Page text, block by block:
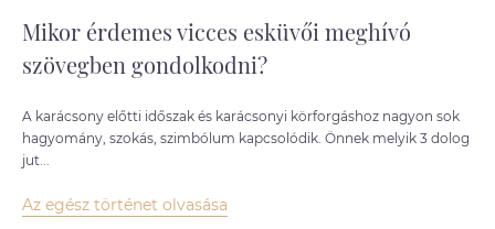
Mikor érdemes vicces esküvői meghívó
szövegben gondolkodni?
A karácsony előtti időszak és karácsonyi körforgáshoz nagyon sok
hagyomány, szokás, szimbólum kapcsolódik. Önnek melyik 3 dolog
jut...
Az egész történet olvasása